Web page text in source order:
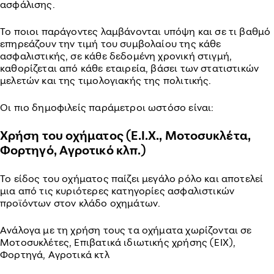
ασφάλισης.
Το ποιοι παράγοντες λαμβάνονται υπόψη και σε τι βαθμό
επηρεάζουν την τιμή του συμβολαίου της κάθε
ασφαλιστικής, σε κάθε δεδομένη χρονική στιγμή,
καθορίζεται από κάθε εταιρεία, βάσει των στατιστικών
μελετών και της τιμολογιακής της πολιτικής.
Οι πιο δημοφιλείς παράμετροι ωστόσο είναι:
Χρήση του οχήματος (Ε.Ι.Χ., Μοτοσυκλέτα,
Φορτηγό, Αγροτικό κλπ.)
Το είδος του οχήματος παίζει μεγάλο ρόλο και αποτελεί
μια από τις κυριότερες κατηγορίες ασφαλιστικών
προϊόντων στον κλάδο οχημάτων.
Ανάλογα με τη χρήση τους τα οχήματα χωρίζονται σε
Μοτοσυκλέτες, Επιβατικά ιδιωτικής χρήσης (ΕΙΧ),
Φορτηγά, Αγροτικά κτλ